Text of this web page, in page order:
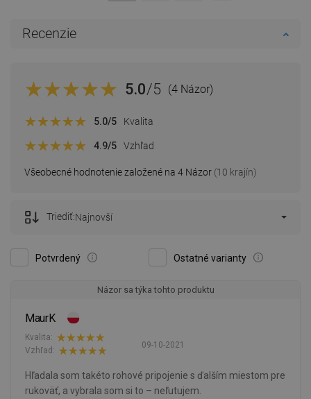
Recenzie
5.0/5 (4 Názor)
Všeobecné hodnotenie založené na 4 Názor (10 krajín)
5.0/5 Kvalita
4.9/5 Vzhľad
Potvrdený Ostatné varianty
Triediť:Najnovší
Názor sa týka tohto produktu
MaurK
09-10-2021
Kvalita:
Vzhľad:
Hľadala som takéto rohové pripojenie s ďalším miestom pre
rukoväť, a vybrala som si to – neľutujem.